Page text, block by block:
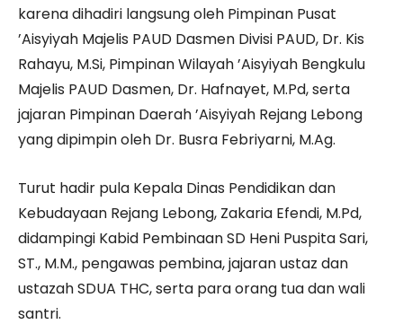
karena dihadiri langsung oleh Pimpinan Pusat
’Aisyiyah Majelis PAUD Dasmen Divisi PAUD, Dr. Kis
Rahayu, M.Si, Pimpinan Wilayah ’Aisyiyah Bengkulu
Majelis PAUD Dasmen, Dr. Hafnayet, M.Pd, serta
jajaran Pimpinan Daerah ’Aisyiyah Rejang Lebong
yang dipimpin oleh Dr. Busra Febriyarni, M.Ag.
Turut hadir pula Kepala Dinas Pendidikan dan
Kebudayaan Rejang Lebong, Zakaria Efendi, M.Pd,
didampingi Kabid Pembinaan SD Heni Puspita Sari,
ST., M.M., pengawas pembina, jajaran ustaz dan
ustazah SDUA THC, serta para orang tua dan wali
santri.